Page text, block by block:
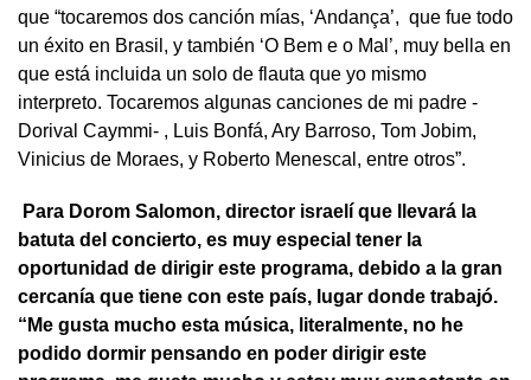
que “tocaremos dos canción mías, ‘Andança’, que fue todo
un éxito en Brasil, y también ‘O Bem e o Mal’, muy bella en
que está incluida un solo de flauta que yo mismo
interpreto. Tocaremos algunas canciones de mi padre -
Dorival Caymmi- , Luis Bonfá, Ary Barroso, Tom Jobim,
Vinicius de Moraes, y Roberto Menescal, entre otros”.
Para Dorom Salomon, director israelí que llevará la
batuta del concierto, es muy especial tener la
oportunidad de dirigir este programa, debido a la gran
cercanía que tiene con este país, lugar donde trabajó.
“Me gusta mucho esta música, literalmente, no he
podido dormir pensando en poder dirigir este